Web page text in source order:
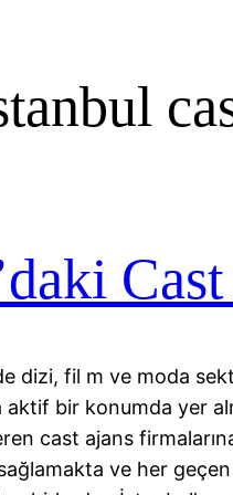
dizi, fil m ve moda
bir konumda yer
cast ajans
sağlamakta ve her